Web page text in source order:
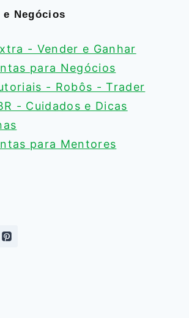
e Negócios
- Vender e Ganhar
para Negócios
- Robôs - Trader
- Cuidados e Dicas
para Mentores